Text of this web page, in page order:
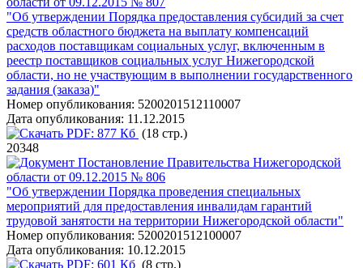
"Об утверждении Порядка предоставления субсидий за счет
средств областного бюджета на выплату компенсаций
расходов поставщикам социальных услуг, включенным в
реестр поставщиков социальных услуг Нижегородской
области, но не участвующим в выполнении государственного
задания (заказа)"
Номер опубликования: 5200201512110007
Дата опубликования: 11.12.2015
PDF: 877 Кб (18 стр.)
20348
Постановление Правительства Нижегородской
области от 09.12.2015 № 806
"Об утверждении Порядка проведения специальных
мероприятий для предоставления инвалидам гарантий
трудовой занятости на территории Нижегородской области"
Номер опубликования: 5200201512100007
Дата опубликования: 10.12.2015
PDF: 601 Кб (8 стр.)